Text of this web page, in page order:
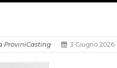
ProviniCasting 3 Giugno 2026